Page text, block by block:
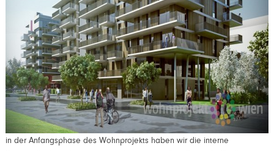
in der Anfangsphase des Wohnprojekts haben wir die interne